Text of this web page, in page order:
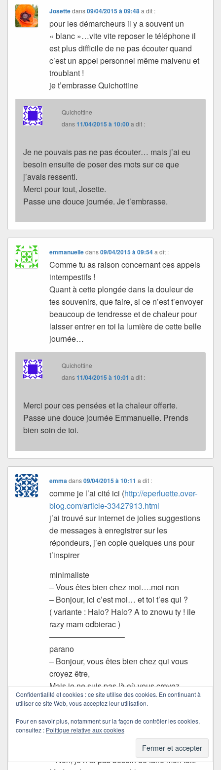
Josettedans09/04/2015 à 09:48 a dit :
pour les démarcheurs il y a souvent un
« blanc »…vite vite reposer le téléphone il
est plus difficile de ne pas écouter quand
c’est un appel personnel même malvenu et
troublant !
je t’embrasse Quichottine
Quichottine
dans11/04/2015 à 10:00a dit :
Je ne pouvais pas ne pas écouter… mais j’ai eu
besoin ensuite de poser des mots sur ce que
j’avais ressenti.
Merci pour tout, Josette.
Passe une douce journée. Je t’embrasse.
emmanuelledans09/04/2015 à 09:54 a dit :
Comme tu as raison concernant ces appels
intempestifs !
Quant à cette plongée dans la douleur de
tes souvenirs, que faire, si ce n’est t’envoyer
beaucoup de tendresse et de chaleur pour
laisser entrer en toi la lumière de cette belle
journée…
Quichottine
dans11/04/2015 à 10:01 a dit :
Merci pour ces pensées et la chaleur offerte.
Passe une douce journée Emmanuelle. Prends
bien soin de toi.
emmadans09/04/2015 à 10:11 a dit :
comme je l’ai cité ici (http://eperluette.over-
blog.com/article-33427913.html
j’ai trouvé sur internet de jolies suggestions
de messages à enregistrer sur les
répondeurs, j’en copie quelques uns pour
t’inspirer
minimaliste
– Vous êtes bien chez moi….moi non
– Bonjour, ici c’est moi… et toi t’es qui ?
( variante : Halo? Halo? A to znowu ty ! ile
razy mam odbierac )
—————————–
parano
– Bonjour, vous êtes bien chez qui vous
croyez être,
Mais je ne suis pas là où vous croyez,
Alors laissez un message après ce que vous
savez,
Et je vous rappellerai là où vous serez
—————————————–
– Non, je n’ai pas besoin de faire mon toit.
Confidentialité et cookies : ce site utilise des cookies. En continuant à
utiliser ce site Web, vous acceptez leur utilisation.
Pour en savoir plus, notamment sur la façon de contrôler les cookies,
consultez : Politique relative aux cookies